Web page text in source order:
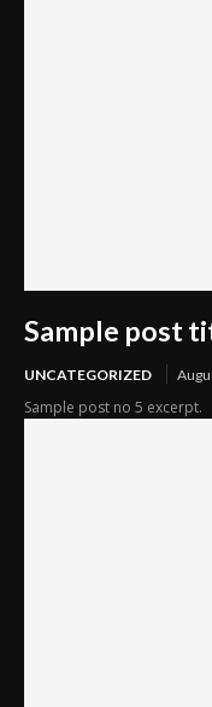
Sample post
UNCATEGORIZED
Sample post no 5 excerpt.